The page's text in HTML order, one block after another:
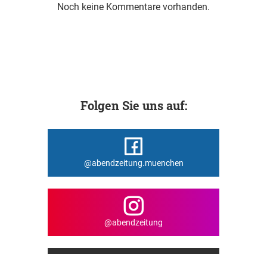
Noch keine Kommentare vorhanden.
Folgen Sie uns auf:
@abendzeitung.muenchen
@abendzeitung